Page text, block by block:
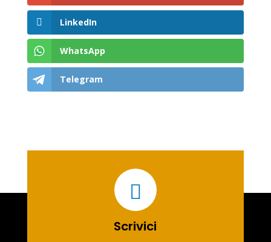
LinkedIn
WhatsApp
Telegram

Scrivici